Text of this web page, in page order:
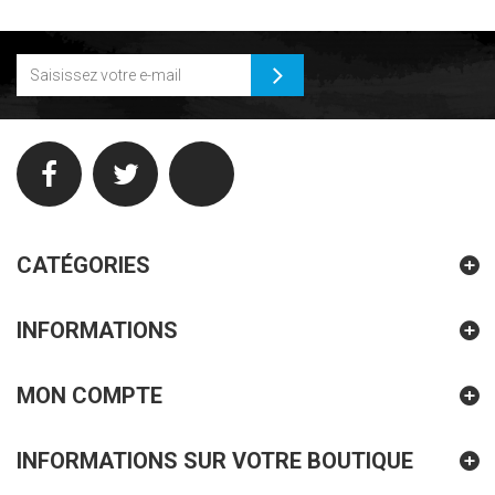
CATÉGORIES
INFORMATIONS
MON COMPTE
INFORMATIONS SUR VOTRE BOUTIQUE